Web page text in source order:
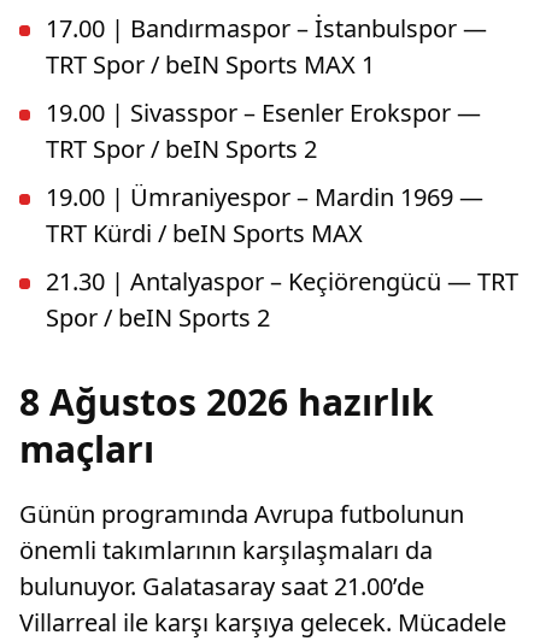
17.00 | Bandırmaspor – İstanbulspor —
TRT Spor / beIN Sports MAX 1
19.00 | Sivasspor – Esenler Erokspor —
TRT Spor / beIN Sports 2
19.00 | Ümraniyespor – Mardin 1969 —
TRT Kürdi / beIN Sports MAX
21.30 | Antalyaspor – Keçiörengücü — TRT
Spor / beIN Sports 2
8 Ağustos 2026 hazırlık
maçları
Günün programında Avrupa futbolunun
önemli takımlarının karşılaşmaları da
bulunuyor. Galatasaray saat 21.00’de
Villarreal ile karşı karşıya gelecek. Mücadele